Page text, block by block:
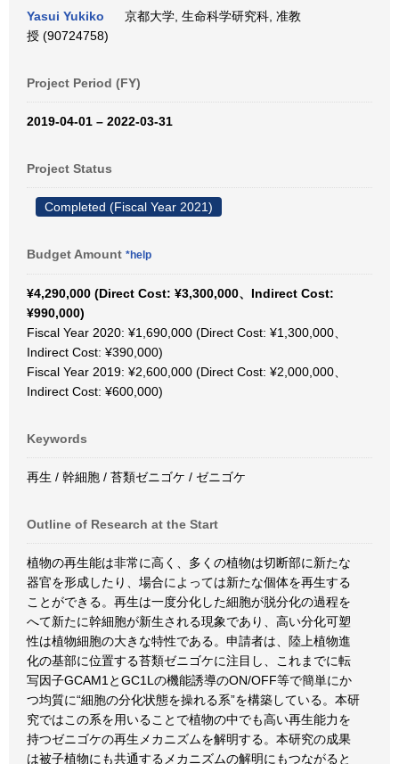
Yasui Yukiko
京都大学, 生命科学研究科, 准教
授 (90724758)
Project Period (FY)
2019-04-01 – 2022-03-31
Project Status
Completed (Fiscal Year 2021)
Budget Amount *help
¥4,290,000 (Direct Cost: ¥3,300,000、Indirect Cost:
¥990,000)
Fiscal Year 2020: ¥1,690,000 (Direct Cost: ¥1,300,000、
Indirect Cost: ¥390,000)
Fiscal Year 2019: ¥2,600,000 (Direct Cost: ¥2,000,000、
Indirect Cost: ¥600,000)
Keywords
再生 / 幹細胞 / 苔類ゼニゴケ / ゼニゴケ
Outline of Research at the Start
植物の再生能は非常に高く、多くの植物は切断部に新たな
器官を形成したり、場合によっては新たな個体を再生する
ことができる。再生は一度分化した細胞が脱分化の過程を
へて新たに幹細胞が新生される現象であり、高い分化可塑
性は植物細胞の大きな特性である。申請者は、陸上植物進
化の基部に位置する苔類ゼニゴケに注目し、これまでに転
写因子GCAM1とGC1Lの機能誘導のON/OFF等で簡単にか
つ均質に“細胞の分化状態を操れる系”を構築している。本研
究ではこの系を用いることで植物の中でも高い再生能力を
持つゼニゴケの再生メカニズムを解明する。本研究の成果
は被子植物にも共通するメカニズムの解明にもつながると